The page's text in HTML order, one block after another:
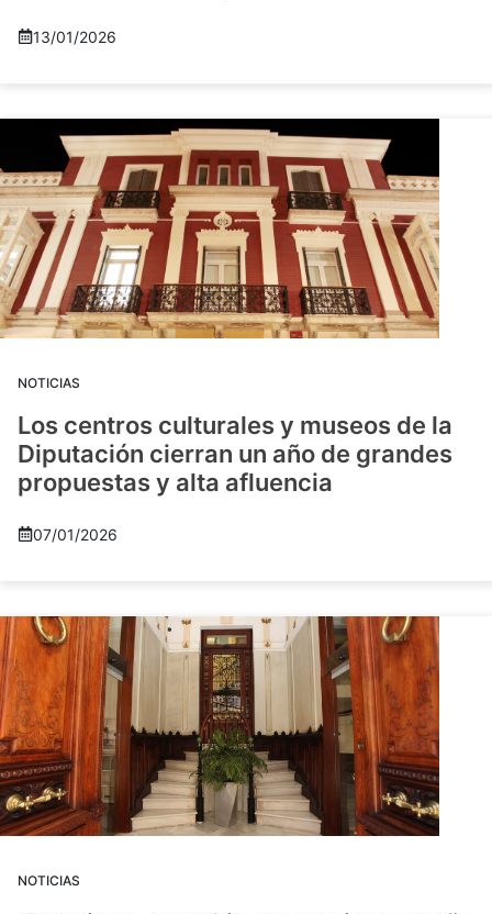
13/01/2026
NOTICIAS
Los centros culturales y museos de la
Diputación cierran un año de grandes
propuestas y alta afluencia
07/01/2026
NOTICIAS